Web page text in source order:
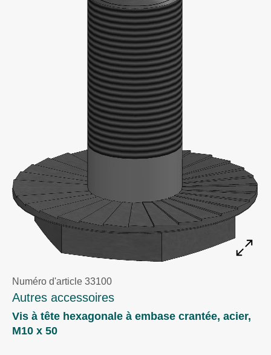
Numéro d'article 33100
Autres accessoires
Vis à tête hexagonale à embase crantée, acier,
M10 x 50